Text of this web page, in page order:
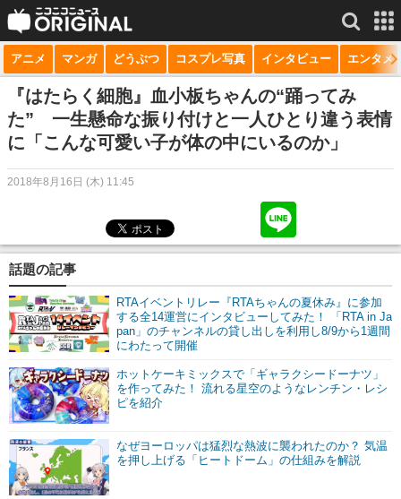
サービス一覧 もっと見る
niconico
生放送
マンガ
ニコニコQ
アニメ マンガ どうぶつ コスプレ写真 インタビュー エンタメ
『はたらく細胞』血小板ちゃんの“踊ってみ
た” 一生懸命な振り付けと一人ひとり違う表情
に「こんな可愛い子が体の中にいるのか」
2018年8月16日 (木) 11:45
話題の記事
RTAイベントリレー『RTAちゃんの夏休み』に参加
する全14運営にインタビューしてみた！ 「RTA in Ja
pan」のチャンネルの貸し出しを利用し8/9から1週間
にわたって開催
ホットケーキミックスで「ギャラクシードーナツ」
を作ってみた！ 流れる星空のようなレンチン・レシ
ピを紹介
なぜヨーロッパは猛烈な熱波に襲われたのか？ 気温
を押し上げる「ヒートドーム」の仕組みを解説